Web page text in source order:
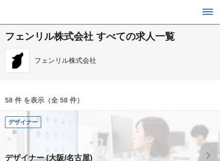
フェンリル株式会社 すべての求人一覧
フェンリル株式会社
58 件 を表示（全 58 件）
デザイナー
デザイナー (大阪/名古屋)